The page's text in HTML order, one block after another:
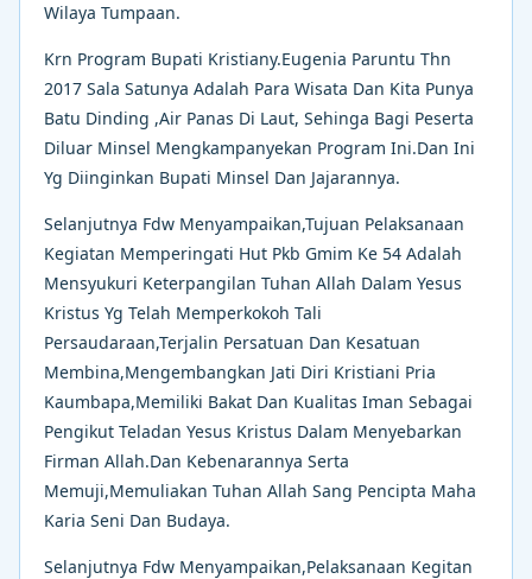
Wilaya Tumpaan.
Krn Program Bupati Kristiany.Eugenia Paruntu Thn
2017 Sala Satunya Adalah Para Wisata Dan Kita Punya
Batu Dinding ,Air Panas Di Laut, Sehinga Bagi Peserta
Diluar Minsel Mengkampanyekan Program Ini.Dan Ini
Yg Diinginkan Bupati Minsel Dan Jajarannya.
Selanjutnya Fdw Menyampaikan,Tujuan Pelaksanaan
Kegiatan Memperingati Hut Pkb Gmim Ke 54 Adalah
Mensyukuri Keterpangilan Tuhan Allah Dalam Yesus
Kristus Yg Telah Memperkokoh Tali
Persaudaraan,Terjalin Persatuan Dan Kesatuan
Membina,Mengembangkan Jati Diri Kristiani Pria
Kaumbapa,Memiliki Bakat Dan Kualitas Iman Sebagai
Pengikut Teladan Yesus Kristus Dalam Menyebarkan
Firman Allah.Dan Kebenarannya Serta
Memuji,Memuliakan Tuhan Allah Sang Pencipta Maha
Karia Seni Dan Budaya.
Selanjutnya Fdw Menyampaikan,Pelaksanaan Kegitan